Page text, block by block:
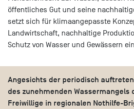
öffentliches Gut und seine
setzt sich für klimaangepasste
Landwirtschaft, nachhaltige
Schutz von Wasser und Gewässern
Angesichts der periodisch
des zunehmenden Wassermangels
Freiwillige in regionalen Nothilfe-